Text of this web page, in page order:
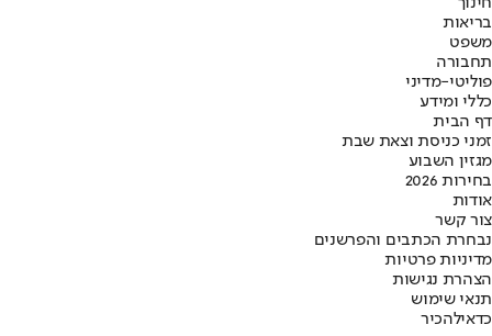
בריאות
משפט
תחבורה
פוליטי-מדיני
כללי ומידע
דף הבית
זמני כניסת וצאת שבת
מגזין השבוע
בחירות 2026
אודות
צור קשר
נבחרת הכתבים והפרשנים
מדיניות פרטיות
הצהרת נגישות
תנאי שימוש
כדאילהכיר